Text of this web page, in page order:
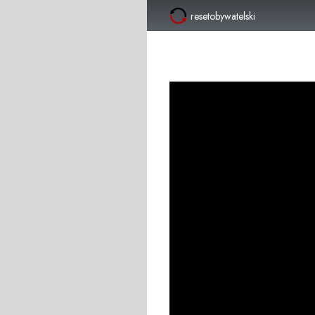
resetobywatelski